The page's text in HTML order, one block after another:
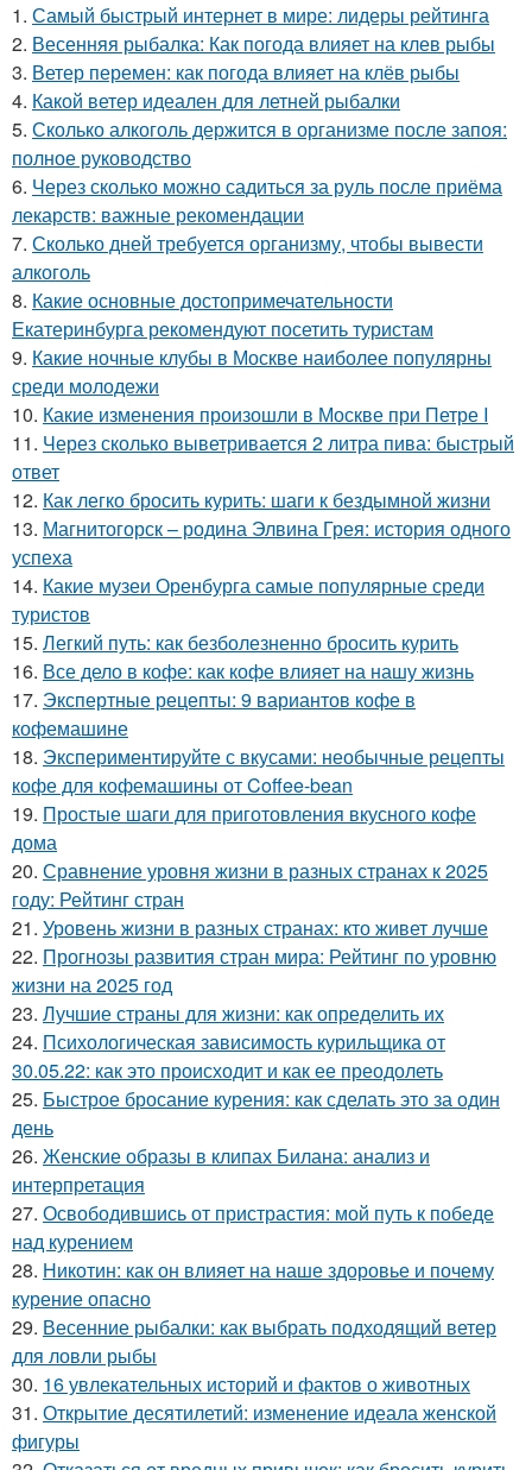
1. Самый быстрый интернет в мире: лидеры рейтинга
2. Весенняя рыбалка: Как погода влияет на клев рыбы
3. Ветер перемен: как погода влияет на клёв рыбы
4. Какой ветер идеален для летней рыбалки
5. Сколько алкоголь держится в организме после запоя:
полное руководство
6. Через сколько можно садиться за руль после приёма
лекарств: важные рекомендации
7. Сколько дней требуется организму, чтобы вывести
алкоголь
8. Какие основные достопримечательности
Екатеринбурга рекомендуют посетить туристам
9. Какие ночные клубы в Москве наиболее популярны
среди молодежи
10. Какие изменения произошли в Москве при Петре I
11. Через сколько выветривается 2 литра пива: быстрый
ответ
12. Как легко бросить курить: шаги к бездымной жизни
13. Магнитогорск – родина Элвина Грея: история одного
успеха
14. Какие музеи Оренбурга самые популярные среди
туристов
15. Легкий путь: как безболезненно бросить курить
16. Все дело в кофе: как кофе влияет на нашу жизнь
17. Экспертные рецепты: 9 вариантов кофе в
кофемашине
18. Экспериментируйте с вкусами: необычные рецепты
кофе для кофемашины от Coffee-bean
19. Простые шаги для приготовления вкусного кофе
дома
20. Сравнение уровня жизни в разных странах к 2025
году: Рейтинг стран
21. Уровень жизни в разных странах: кто живет лучше
22. Прогнозы развития стран мира: Рейтинг по уровню
жизни на 2025 год
23. Лучшие страны для жизни: как определить их
24. Психологическая зависимость курильщика от
30.05.22: как это происходит и как ее преодолеть
25. Быстрое бросание курения: как сделать это за один
день
26. Женские образы в клипах Билана: анализ и
интерпретация
27. Освободившись от пристрастия: мой путь к победе
над курением
28. Никотин: как он влияет на наше здоровье и почему
курение опасно
29. Весенние рыбалки: как выбрать подходящий ветер
для ловли рыбы
30. 16 увлекательных историй и фактов о животных
31. Открытие десятилетий: изменение идеала женской
фигуры